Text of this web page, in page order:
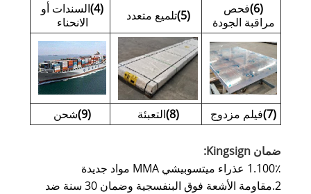
(6)
فحص
مراقبة الجودة
(5) تلميع متعدد (4)
السندات أو
الانحناء
(7) فيلم مزدوج (8) التعبئة (9) شحن
ضمان Kingsign:
1.100٪ عذراء ميتسوبيشي MMA مواد جديدة
2.مقاومة الأشعة فوق البنفسجية وضمان 30 سنة ضد